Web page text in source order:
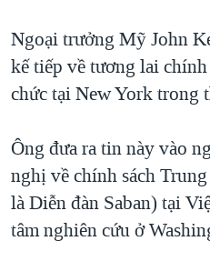
GIÁO DỤC
CHI PHÍ CHIẾN TRANH
CÁC GIÁ TRỊ CỘNG HÒA Ở
THƯỢNG ĐỈNH TRUMP-KIM
NGƯ DÂN VIỆT VÀ LÀN
BÊN KIA QUỐC LỘ: TIẾNG
QUAN HỆ VIỆT MỸ
Ngoại trưởng Mỹ John
kế tiếp về tương lai
chức tại New York trong
Ông đưa ra tin này vào
nghị về chính sách
là Diễn đàn Saban) tại
tâm nghiên cứu ở